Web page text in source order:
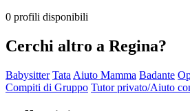
0 profili disponibili
Cerchi altro a Regina?
Babysitter Tata Aiuto Mamma Badante
Compiti di Gruppo Tutor privato/Aiuto